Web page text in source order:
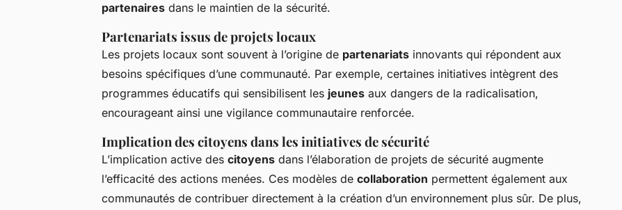
partenaires dans le maintien de la sécurité.
Partenariats issus de projets locaux
Les projets locaux sont souvent à l’origine de partenariats innovants qui répondent aux
besoins spécifiques d’une communauté. Par exemple, certaines initiatives intègrent des
programmes éducatifs qui sensibilisent les jeunes aux dangers de la radicalisation,
encourageant ainsi une vigilance communautaire renforcée.
Implication des citoyens dans les initiatives de sécurité
L’implication active des citoyens dans l’élaboration de projets de sécurité augmente
l’efficacité des actions menées. Ces modèles de collaboration permettent également aux
communautés de contribuer directement à la création d’un environnement plus sûr. De plus,